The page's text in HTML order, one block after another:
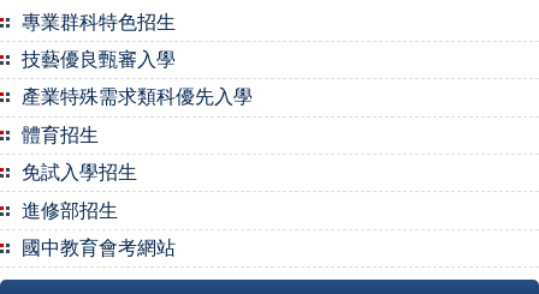
本校總體課程計畫
課程地圖
🌞實研組訊息QRcode🌞
學分取得與畢業條件
學生學習歷程檔案
專業群科特色招生
技藝優良甄審入學
產業特殊需求類科優先入學
體育招生
免試入學招生
進修部招生
國中教育會考網站